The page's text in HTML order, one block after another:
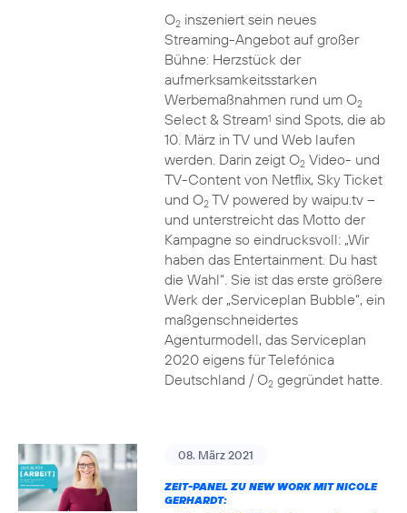
O2inszeniert sein neues
Streaming-Angebot auf großer
Bühne: Herzstück der
aufmerksamkeitsstarken
Werbemaßnahmen rund um O2
Select & Stream1 sind Spots, die ab
10. März in TV und Web laufen
werden. Darin zeigt O2Video- und
TV-Content von Netflix, Sky Ticket
und O2TV powered by waipu.tv –
und unterstreicht das Motto der
Kampagne so eindrucksvoll: „Wir
haben das Entertainment. Du hast
die Wahl“. Sie ist das erste größere
Werk der „Serviceplan Bubble“, ein
maßgenschneidertes
Agenturmodell, das Serviceplan
2020 eigens für Telefónica
Deutschland / O2gegründet hatte.
08. März 2021
ZEIT-PANEL ZU NEW WORK MIT NICOLE
GERHARDT: